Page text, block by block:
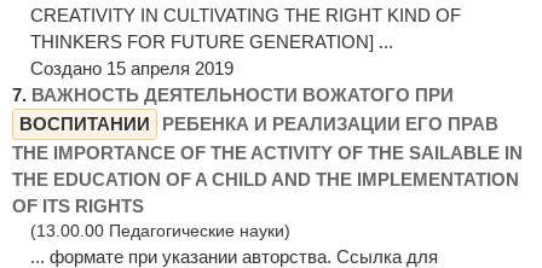
CREATIVITY IN CULTIVATING THE RIGHT KIND OF
THINKERS FOR FUTURE GENERATION] ...
Создано 15 апреля 2019
7. ВАЖНОСТЬ ДЕЯТЕЛЬНОСТИ ВОЖАТОГО ПРИ
ВОСПИТАНИИ
РЕБЕНКА И РЕАЛИЗАЦИИ ЕГО ПРАВ
THE IMPORTANCE OF THE ACTIVITY OF THE SAILABLE IN
THE EDUCATION OF A CHILD AND THE IMPLEMENTATION
OF ITS RIGHTS
(13.00.00 Педагогические науки)
... формате при указании авторства. Ссылка для